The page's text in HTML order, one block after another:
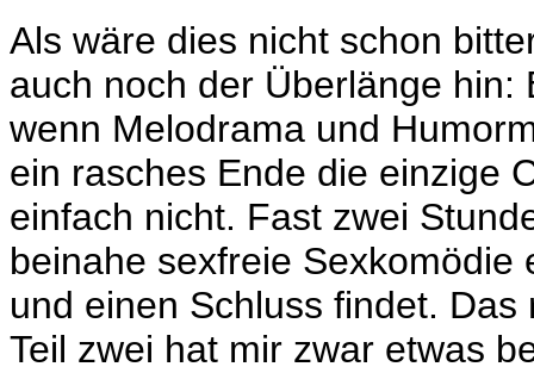
Als wäre dies nicht schon
auch noch der Überlänge
wenn Melodrama und
ein rasches Ende die einzige
einfach nicht. Fast zwei
beinahe sexfreie
und einen Schluss findet.
Teil zwei hat mir zwar etwas